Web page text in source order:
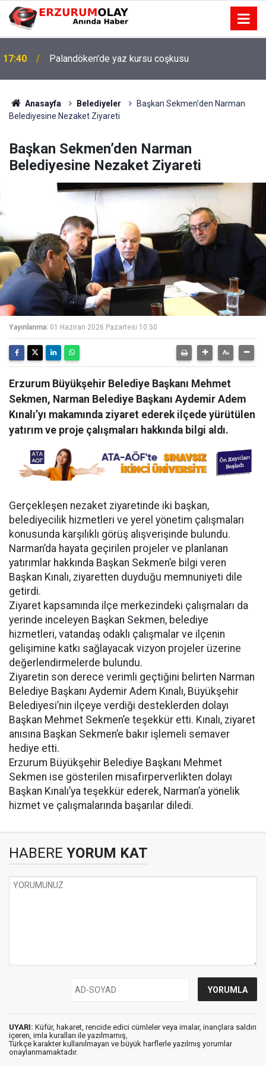
17:40 Palandöken'de yaz kursu coşkusu
Anasayfa Belediyeler
Başkan Sekmen’den Narman
Belediyesine Nezaket Ziyareti
Başkan Sekmen’den Narman
Belediyesine Nezaket Ziyareti
Yayınlanma: 01 Haziran 2026 Pazartesi 10:50
Erzurum Büyükşehir Belediye Başkanı Mehmet
Sekmen, Narman Belediye Başkanı Aydemir Adem
Kınalı’yı makamında ziyaret ederek ilçede yürütülen
yatırım ve proje çalışmaları hakkında bilgi aldı.
Gerçekleşen nezaket ziyaretinde iki başkan,
belediyecilik hizmetleri ve yerel yönetim çalışmaları
konusunda karşılıklı görüş alışverişinde bulundu.
Narman’da hayata geçirilen projeler ve planlanan
yatırımlar hakkında Başkan Sekmen’e bilgi veren
Başkan Kınalı, ziyaretten duyduğu memnuniyeti dile
getirdi.
Ziyaret kapsamında ilçe merkezindeki çalışmaları da
yerinde inceleyen Başkan Sekmen, belediye
hizmetleri, vatandaş odaklı çalışmalar ve ilçenin
gelişimine katkı sağlayacak vizyon projeler üzerine
değerlendirmelerde bulundu.
Ziyaretin son derece verimli geçtiğini belirten Narman
Belediye Başkanı Aydemir Adem Kınalı, Büyükşehir
Belediyesi’nin ilçeye verdiği desteklerden dolayı
Başkan Mehmet Sekmen’e teşekkür etti. Kınalı, ziyaret
anısına Başkan Sekmen’e bakır işlemeli semaver
hediye etti.
Erzurum Büyükşehir Belediye Başkanı Mehmet
Sekmen ise gösterilen misafirperverlikten dolayı
Başkan Kınalı’ya teşekkür ederek, Narman’a yönelik
hizmet ve çalışmalarında başarılar diledi.
HABERE YORUM KAT
UYARI: Küfür, hakaret, rencide edici cümleler veya imalar, inançlara saldırı
içeren, imla kuralları ile yazılmamış,
Türkçe karakter kullanılmayan ve büyük harflerle yazılmış yorumlar
onaylanmamaktadır.